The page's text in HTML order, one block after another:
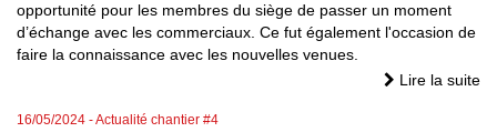
opportunité pour les membres du siège de passer un moment
d’échange avec les commerciaux. Ce fut également l'occasion de
faire la connaissance avec les nouvelles venues.
Lire la suite
16/05/2024 - Actualité chantier #4